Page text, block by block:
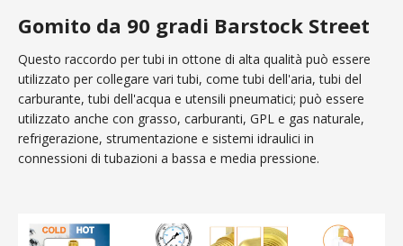
Gomito da 90 gradi Barstock Street
Questo raccordo per tubi in ottone di alta qualità può essere
utilizzato per collegare vari tubi, come tubi dell'aria, tubi del
carburante, tubi dell'acqua e utensili pneumatici; può essere
utilizzato anche con grasso, carburanti, GPL e gas naturale,
refrigerazione, strumentazione e sistemi idraulici in
connessioni di tubazioni a bassa e media pressione.